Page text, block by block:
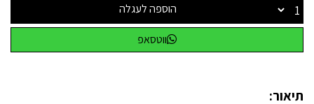
הוספה לעגלה
ווטסאפ
תיאור: